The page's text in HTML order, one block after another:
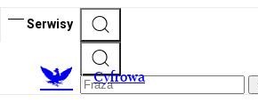
Serwisy
Cyfrowa